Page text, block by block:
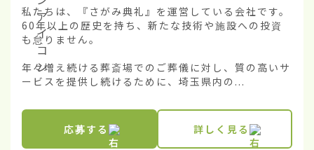
私たちは、『さがみ典礼』を運営している会社です。
60年以上の歴史を持ち、新たな技術や施設への投資
も怠りません。
年々増え続ける葬斎場でのご葬儀に対し、質の高いサ
ービスを提供し続けるために、埼玉県内の...
応募する 詳しく見る